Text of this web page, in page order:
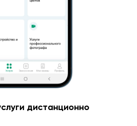
дистанционно